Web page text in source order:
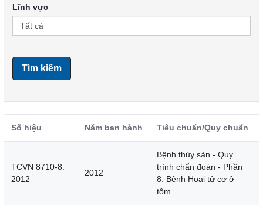
Lĩnh vực
Tìm kiếm
Số hiệu Năm ban hành Tiêu chuẩn/Quy chuẩn
TCVN 8710-8:
2012
2012
Bệnh thủy sản - Quy
trình chẩn đoán - Phần
8: Bệnh Hoại tử cơ ở
tôm